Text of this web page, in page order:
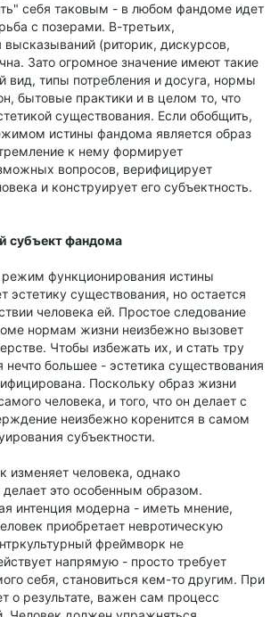
себя таковым - в любом фандоме идет
с позерами. В-третьих,
высказываний (риторик, дискурсов,
Зато огромное значение имеют такие
вид, типы потребления и досуга, нормы
бытовые практики и в целом то, что
существования. Если обобщить,
истины фандома является образ
к нему формирует
вопросов, верифицирует
и конструирует его субъектность.
субъект фандома
функционирования истины
эстетику существования, но остается
человека ей. Простое следование
нормам жизни неизбежно вызовет
Чтобы избежать их, и стать тру
нечто большее - эстетика существования
Поскольку образ жизни
человека, и того, что он делает с
неизбежно коренится в самом
субъектности.
человека, однако
делает это особенным образом.
интенция модерна - иметь мнение,
приобретает невротическую
фреймворк не
напрямую - просто требует
себя, становиться кем-то другим. При
о результате, важен сам процесс